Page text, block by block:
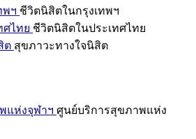
พฯ ชีวิตนิสิตในกรุงเทพฯ
ศไทย ชีวิตนิสิตในประเทศไทย
ต สุขภาวะทางใจนิสิต
แห่งจุฬาฯ ศูนย์บริการสุขภาพแห่ง